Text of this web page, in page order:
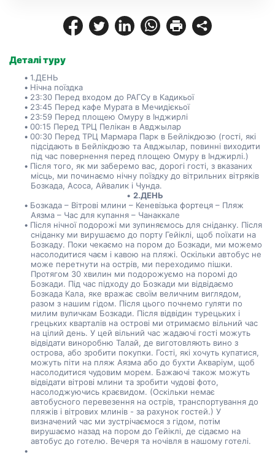
Деталі туру
1.ДЕНЬ
Нічна поїздка
23:30 Перед входом до РАГСу в Кадикьої
23:45 Перед кафе Мурата в Мечидієкьої
23:59 Перед площею Омуру в Інджирлі
00:15 Перед ТРЦ Пелікан в Авджылар
00:30 Перед ТРЦ Мармара Парк в Бейлікдюзю (гості, які
підсідають в Бейлікдюзю та Авджылар, повинні виходити
під час повернення перед площею Омуру в Інджирлі.)
Після того, як ми заберемо вас, дорогі гості, з вказаних
місць, ми починаємо нічну поїздку до вітрильних вітряків
Бозкада, Асоса, Айвалик і Чунда.
2.ДЕНЬ
Бозкада – Вітрові млини – Кеневізька фортеця – Пляж
Аязма – Час для купання – Чанаккале
Після нічної подорожі ми зупиняємось для сніданку. Після
сніданку ми вирушаємо до порту Гейіклі, щоб поїхати на
Бозкаду. Поки чекаємо на пором до Бозкади, ми можемо
насолодитися чаєм і кавою на пляжі. Оскільки автобус не
може перетнути на острів, ми переходимо пішки.
Протягом 30 хвилин ми подорожуємо на поромі до
Бозкади. Під час підходу до Бозкади ми відвідаємо
Бозкада Кала, яке вражає своїм величним виглядом,
разом з нашим гідом. Після цього почнемо гуляти по
милим вуличкам Бозкади. Після відвідин турецьких і
грецьких кварталів на острові ми отримаємо вільний час
на цілий день. У цей вільний час жадаючі гості можуть
відвідати виноробню Талай, де виготовляють вино з
острова, або зробити покупки. Гості, які хочуть купатися,
можуть піти на пляж Аязма або до бухти Акваріум, щоб
насолодитися чудовим морем. Бажаючі також можуть
відвідати вітрові млини та зробити чудові фото,
насолоджуючись краєвидом. (Оскільки немає
автобусного перевезення на острів, транспортування до
пляжів і вітрових млинів - за рахунок гостей.) У
визначений час ми зустрічаємося з гідом, потім
вирушаємо назад на пором до Гейіклі, де сідаємо на
автобус до готелю. Вечеря та ночівля в нашому готелі.